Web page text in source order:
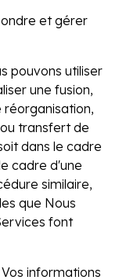
et gérer
pouvons utiliser
une fusion,
réorganisation,
transfert de
dans le cadre
cadre d'une
similaire,
que Nous
font
informations